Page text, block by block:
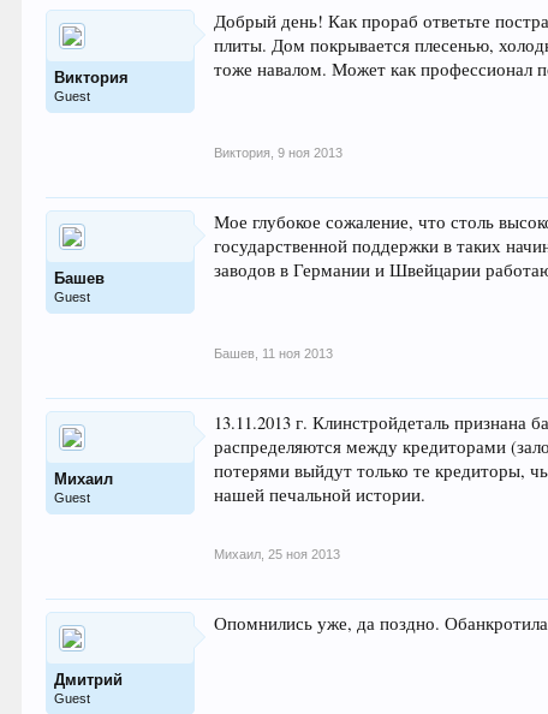
Виктория
Guest
Добрый день! Как прораб ответьте
плиты. Дом покрывается плесенью,
тоже навалом. Может как профессионал
Виктория 9 ноя 2013
Башев
Guest
Мое глубокое сожаление, что столь
государственной поддержки в таких
заводов в Германии и Швейцарии
Башев 11 ноя 2013
Михаил
Guest
13.11.2013 г. Клинстройдеталь
распределяются между кредиторами
потерями выйдут только те кредиторы,
нашей печальной истории.
Михаил 25 ноя 2013
Дмитрий
Guest
Опомнились уже, да поздно.